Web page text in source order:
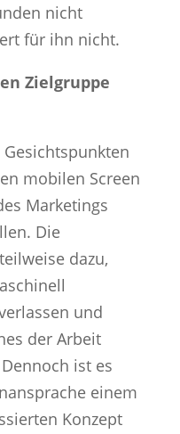
nicht
für ihn nicht.
Zielgruppe
mobilen Screen
Marketings
Die
dazu,
und
der Arbeit
ist es
einem
Konzept